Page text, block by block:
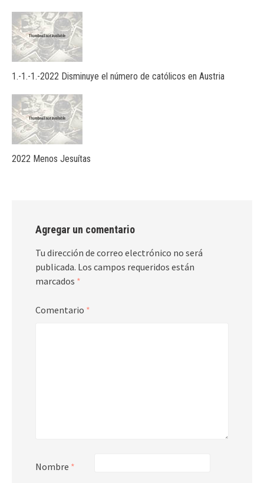
1.-1.-1.-2022 Disminuye el número de católicos en Austria
2022 Menos Jesuítas
Agregar un comentario
Tu dirección de correo electrónico no será
publicada. Los campos requeridos están
marcados *
Comentario *
Nombre *